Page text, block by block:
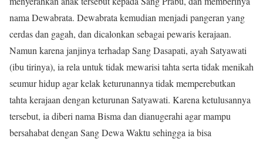
nama Dewabrata. Dewabrata kemudian menjadi pangeran yang
cerdas dan gagah, dan dicalonkan sebagai pewaris kerajaan.
Namun karena janjinya terhadap Sang Dasapati, ayah Satyawati
(ibu tirinya), ia rela untuk tidak mewarisi tahta serta tidak menikah
seumur hidup agar kelak keturunannya tidak memperebutkan
tahta kerajaan dengan keturunan Satyawati. Karena ketulusannya
tersebut, ia diberi nama Bisma dan dianugerahi agar mampu
bersahabat dengan Sang Dewa Waktu sehingga ia bisa